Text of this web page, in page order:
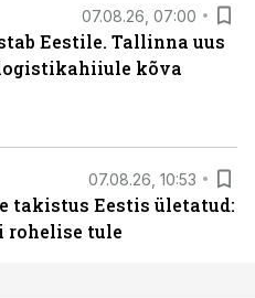
07.08.26, 07:00
Eestile. Tallinna uus
kõva
07.08.26, 10:53
takistus Eestis ületatud:
rohelise tule